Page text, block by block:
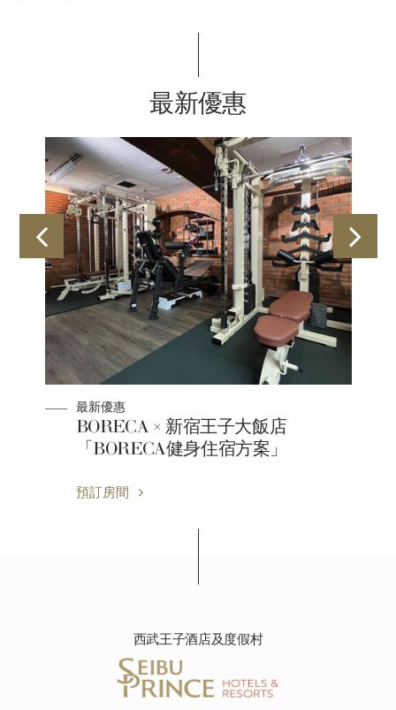
最新優惠
最新優惠
BORECA × 新宿王子大飯店
「BORECA健身住宿方案」
預訂房間
西武王子酒店及度假村